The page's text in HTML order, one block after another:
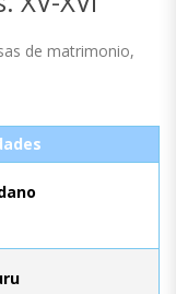
de matrimonio,